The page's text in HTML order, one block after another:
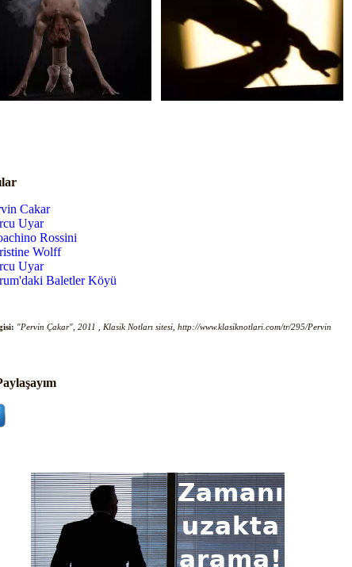
Cakar
Uyar
Rossini
Wolff
Uyar
Baletler Köyü
"Pervin Çakar", 2011 , Klasik Notları sitesi, http://www.klasiknotlari.com/tr/295/Pervin